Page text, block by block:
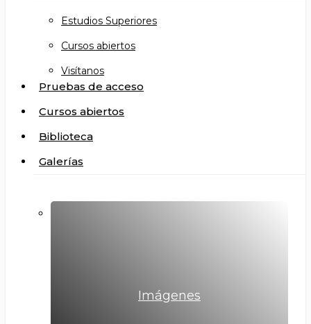
Estudios Superiores
Cursos abiertos
Visítanos
Pruebas de acceso
Cursos abiertos
Biblioteca
Galerías
Imágenes